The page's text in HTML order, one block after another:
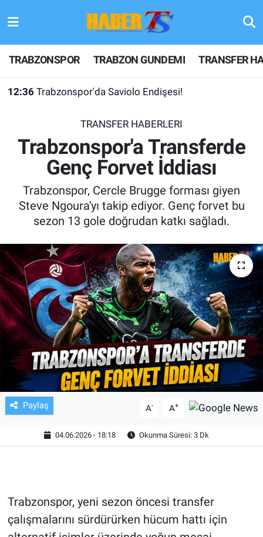
TRABZONSPOR TRABZON GUNDEMI TRANSFER
12:36 Trabzonspor'da Saviolo Endişesi!
TRANSFER HABERLERI
Trabzonspor'a Transferde
Genç Forvet İddiası
Trabzonspor, Cercle Brugge forması giyen
Steve Ngoura'yı takip ediyor. Genç forvet bu
sezon 13 gole doğrudan katkı sağladı.
Paylaş A- A+
04.06.2026 - 18:18 Okunma Süresi: 3 Dk
Trabzonspor, yeni sezon öncesi transfer
çalışmalarını sürdürürken hücum hattı için
TRABZONSPOR
TRABZON GUNDEMI
KULİS MEYDANI
1461 TRABZON
FUTBOL
ALT LIGLER
TV VE SİNEMA
BASKETBOL
SAĞLIK
GENEL
KÜLTÜR SANAT
ASAYİŞ
ÇEVRE
Hava Durumu
Trafik Durumu
Son Dakika Haberleri
Haber Arşivi